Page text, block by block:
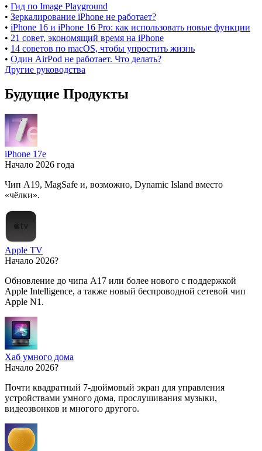
• Гид по Image Playground
• Зеркалирование iPhone не работает?
• iPhone 16 и iPhone 16 Pro: как использовать новые функции
• 21 совет, экономящий время на iPhone
• 14 советов по macOS, чтобы упростить жизнь
• Один AirPod не работает. Что делать?
Другие руководства
Будущие Продукты
iPhone 17e
Начало 2026 года
Чип A19, MagSafe и, возможно, Dynamic Island вместо
«чёлки».
Apple TV
Начало 2026?
Обновление до чипа A17 или более нового с поддержкой
Apple Intelligence, а также новый беспроводной сетевой чип
Apple N1.
Хаб умного дома
Начало 2026?
Почти квадратный 7-дюймовый экран для управления
устройствами умного дома, прослушивания музыки,
видеозвонков и многого другого.